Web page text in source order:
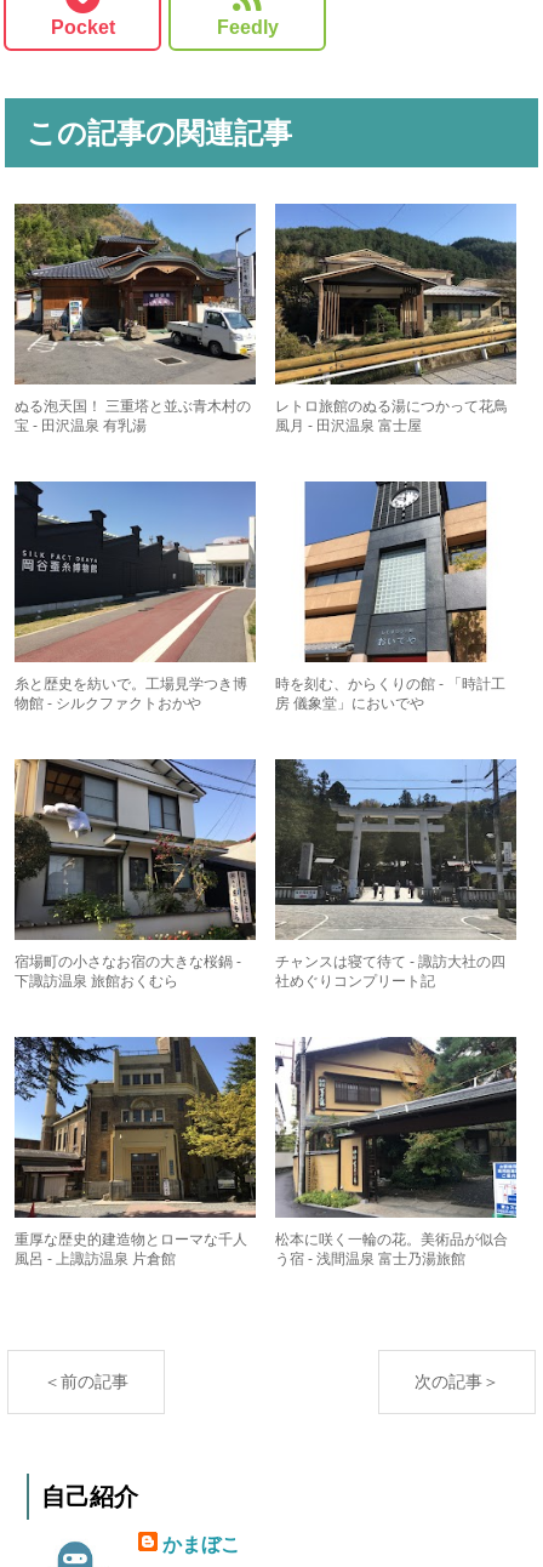
Pocket Feedly
この記事の関連記事
ぬる泡天国！ 三重塔と並ぶ青木村の
宝 - 田沢温泉 有乳湯
レトロ旅館のぬる湯につかって花鳥
風月 - 田沢温泉 富士屋
糸と歴史を紡いで。工場見学つき博
物館 - シルクファクトおかや
時を刻む、からくりの館 - 「時計工
房 儀象堂」においでや
宿場町の小さなお宿の大きな桜鍋 -
下諏訪温泉 旅館おくむら
チャンスは寝て待て - 諏訪大社の四
社めぐりコンプリート記
重厚な歴史的建造物とローマな千人
風呂 - 上諏訪温泉 片倉館
松本に咲く一輪の花。美術品が似合
う宿 - 浅間温泉 富士乃湯旅館
＜前の記事 次の記事＞
自己紹介
かまぼこ